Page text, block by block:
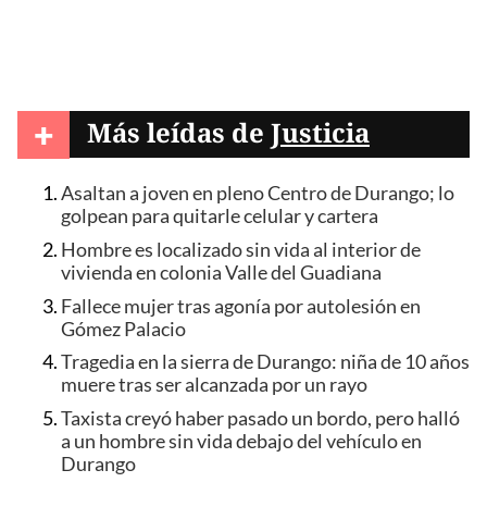
+ Más leídas de Justicia
Asaltan a joven en pleno Centro de Durango; lo
golpean para quitarle celular y cartera
Hombre es localizado sin vida al interior de
vivienda en colonia Valle del Guadiana
Fallece mujer tras agonía por autolesión en
Gómez Palacio
Tragedia en la sierra de Durango: niña de 10 años
muere tras ser alcanzada por un rayo
Taxista creyó haber pasado un bordo, pero halló
a un hombre sin vida debajo del vehículo en
Durango